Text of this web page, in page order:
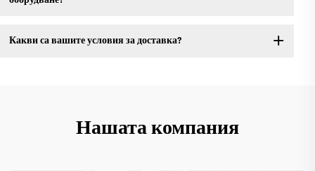
Какви са вашите условия за доставка?
Нашата компания